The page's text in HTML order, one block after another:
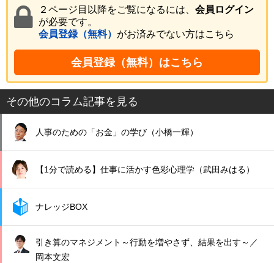
２ページ目以降をご覧になるには、 会員ログイン
が必要です。
会員登録（無料） がお済みでない方はこちら
会員登録（無料）はこちら
その他のコラム記事を見る
人事のための「お金」の学び（小橋一輝）
【1分で読める】仕事に活かす色彩心理学（武田みはる）
ナレッジBOX
引き算のマネジメント～行動を増やさず、結果を出す～／
岡本文宏